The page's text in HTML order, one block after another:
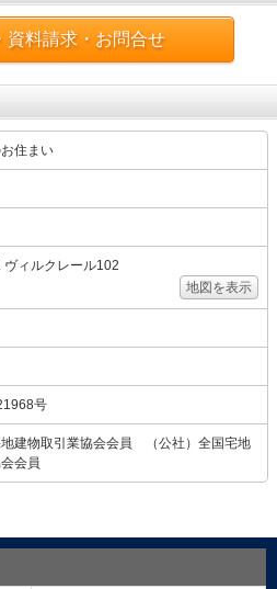
料請求・お問合せ
住まい
ィルクレール102
地図を表示
号
地建物取引業協会会員 （公社）全国宅地
会員